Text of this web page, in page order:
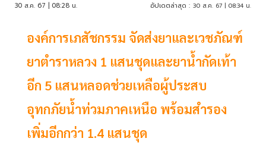
30 ส.ค. 67 | 08:28 น. อัปเดตล่าสุด : 30 ส.ค. 67 | 08:34 น.
องค์การเภสัชกรรม จัดส่งยาและเวชภัณฑ์
ยาตำราหลวง 1 แสนชุดและยาน้ำกัดเท้า
อีก 5 แสนหลอดช่วยเหลือผู้ประสบ
อุทกภัยน้ำท่วมภาคเหนือ พร้อมสำรอง
เพิ่มอีกกว่า 1.4 แสนชุด